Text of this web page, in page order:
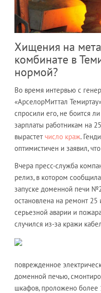
Хищения на
комбинате в
нормой?
Во время интервью с
«АрселорМиттал
спросили его, не боится
зарплаты работникам на
вырастет число краж.
оптимистичен и заявил,
Вчера пресс-служба
релиз, в котором
запуске доменной печи
остановлена на ремонт 25
серьезной аварии и
случился из-за кражи
поврежденное
доменной печью,
шкафов, проложено более